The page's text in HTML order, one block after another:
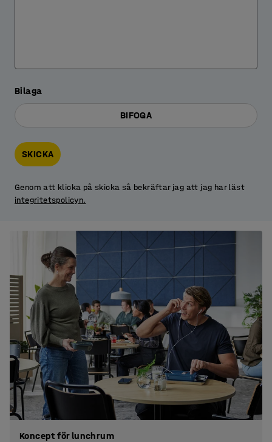
Bilaga
BIFOGA
SKICKA
Genom att klicka på skicka så bekräftar jag att jag har läst
integritetspolicyn.
Koncept för lunchrum